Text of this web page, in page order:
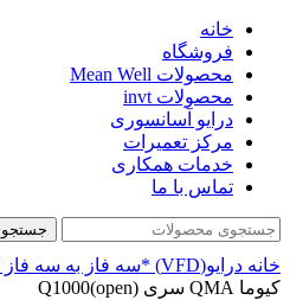
خانه
فروشگاه
محصولات Mean Well
محصولات invt
درایو آسانسوری
مرکز تعمیرات
خدمات همکاری
تماس با ما
جستجو
خانه درایو(VFD) *سه فاز به سه فاز
کیوما QMA سری Q1000(open)